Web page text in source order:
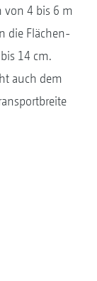
von 4 bis 6 m
die Flächen-
14 cm.
auch dem